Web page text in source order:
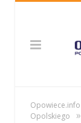
Opowiece.info
Opolskiego
»